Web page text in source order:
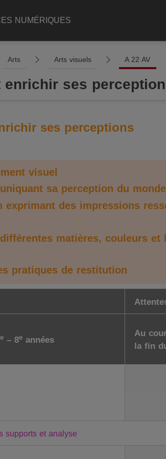
NUMÉRIQUES
Arts Arts visuels A 22 AV
enrichir ses
ses perceptions
visuel
sa perception du monde
exprimant des impressions
matières, couleurs et
pratiques de restitution
e – 8e années
Au
la fin
supports et analyse